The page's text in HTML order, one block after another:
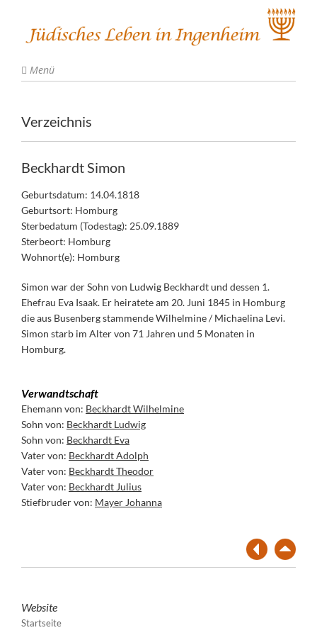
Menü
Verzeichnis
Beckhardt Simon
Geburtsdatum: 14.04.1818
Geburtsort: Homburg
Sterbedatum (Todestag): 25.09.1889
Sterbeort: Homburg
Wohnort(e): Homburg
Simon war der Sohn von Ludwig Beckhardt und dessen 1.
Ehefrau Eva Isaak. Er heiratete am 20. Juni 1845 in Homburg
die aus Busenberg stammende Wilhelmine / Michaelina Levi.
Simon starb im Alter von 71 Jahren und 5 Monaten in
Homburg.
Verwandtschaft
Ehemann von: Beckhardt Wilhelmine
Sohn von: Beckhardt Ludwig
Sohn von: Beckhardt Eva
Vater von: Beckhardt Adolph
Vater von: Beckhardt Theodor
Vater von: Beckhardt Julius
Stiefbruder von: Mayer Johanna
Website
Startseite